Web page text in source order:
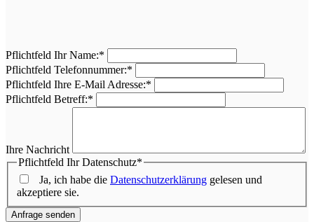
Pflichtfeld Ihr Name:*
Pflichtfeld Telefonnummer:*
Pflichtfeld Ihre E-Mail Adresse:*
Pflichtfeld Betreff:*
Ihre Nachricht
Pflichtfeld Ihr Datenschutz*
Ja, ich habe die Datenschutzerklärung gelesen und
akzeptiere sie.
Anfrage senden